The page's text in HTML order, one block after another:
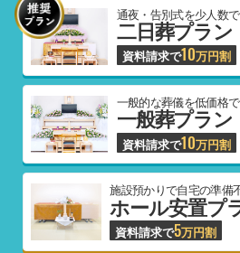
通夜・告別式を少人数で
二日葬プラン
資料請求で10万円割
一般的な葬儀を低価格で
一般葬プラン
資料請求で10万円割
施設預かりで自宅の準備
ホール安置プ
資料請求で5万円割